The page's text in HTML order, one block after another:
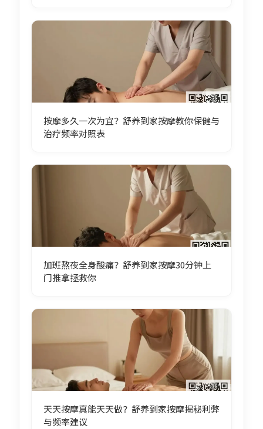
按摩多久一次为宜？舒养到家按摩教你保健与
治疗频率对照表
加班熬夜全身酸痛？舒养到家按摩30分钟上
门推拿拯救你
天天按摩真能天天做？舒养到家按摩揭秘利弊
与频率建议